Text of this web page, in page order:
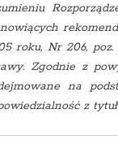
roku, Nr 206,
Zgodnie z
na
z